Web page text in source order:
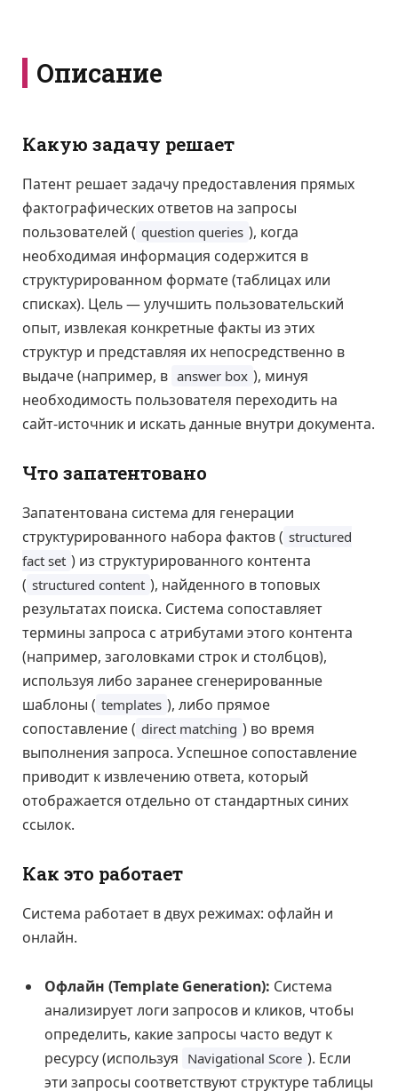
Описание
Какую задачу решает
Патент решает задачу предоставления прямых
фактографических ответов на запросы
пользователей ( question queries ), когда
необходимая информация содержится в
структурированном формате (таблицах или
списках). Цель — улучшить пользовательский
опыт, извлекая конкретные факты из этих
структур и представляя их непосредственно в
выдаче (например, в answer box ), минуя
необходимость пользователя переходить на
сайт-источник и искать данные внутри документа.
Что запатентовано
Запатентована система для генерации
структурированного набора фактов ( structured
fact set ) из структурированного контента
( structured content ), найденного в топовых
результатах поиска. Система сопоставляет
термины запроса с атрибутами этого контента
(например, заголовками строк и столбцов),
используя либо заранее сгенерированные
шаблоны ( templates ), либо прямое
сопоставление ( direct matching ) во время
выполнения запроса. Успешное сопоставление
приводит к извлечению ответа, который
отображается отдельно от стандартных синих
ссылок.
Как это работает
Система работает в двух режимах: офлайн и
онлайн.
Офлайн (Template Generation): Система
анализирует логи запросов и кликов, чтобы
определить, какие запросы часто ведут к
ресурсу (используя Navigational Score ). Если
эти запросы соответствуют структуре таблицы